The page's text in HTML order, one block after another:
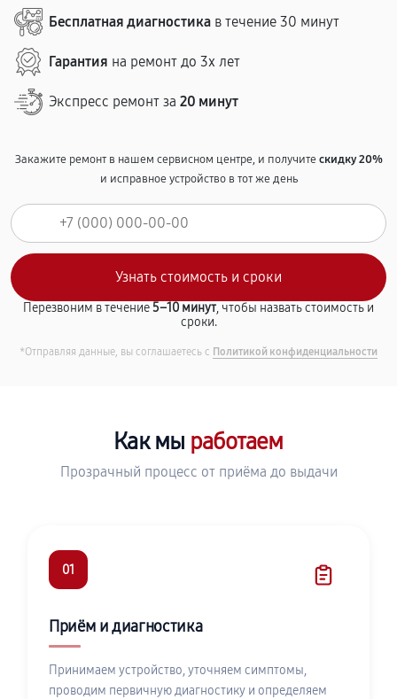
Бесплатная диагностика в течение 30 минут
Гарантия на ремонт до 3х лет
Экспресс ремонт за 20 минут
Закажите ремонт в нашем сервисном центре, и получитескидку 20%
и исправное устройство в тот же день
Перезвоним в течение5–10 минут, чтобы назвать стоимость и
сроки.
*Отправляя данные, вы соглашаетесь с Политикой конфиденциальности
Как мы работаем
Прозрачный процесс от приёма до выдачи
01
Приём и диагностика
Принимаем устройство, уточняем симптомы,
проводим первичную диагностику и определяем